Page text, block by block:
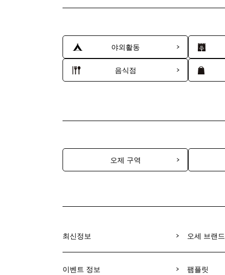
야외활동
음식점
오제 구역
최신정보 오세 브랜드
이벤트 정보 팸플릿